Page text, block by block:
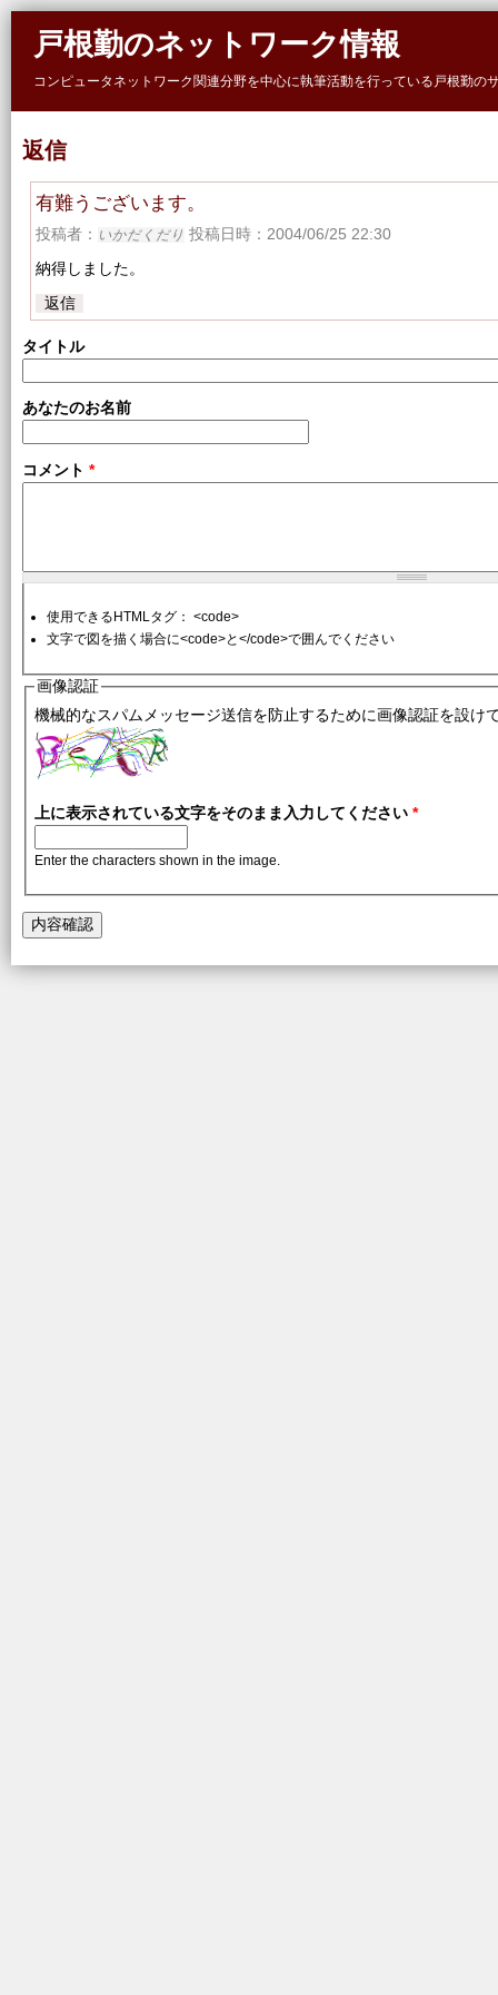
戸根勤のネットワーク情報
コンピュータネットワーク関連分野を中心に執筆活動を行っている戸根勤
返信
有難うございます。
投稿者： いかだくだり 投稿日時：2004/06/25 22:30
納得しました。
返信
タイトル
あなたのお名前
コメント *
使用できるHTMLタグ： <code>
文字で図を描く場合に<code>と</code>で囲んでください
画像認証
機械的なスパムメッセージ送信を防止するために画像認証を設け
上に表示されている文字をそのまま入力してください *
Enter the characters shown in the image.